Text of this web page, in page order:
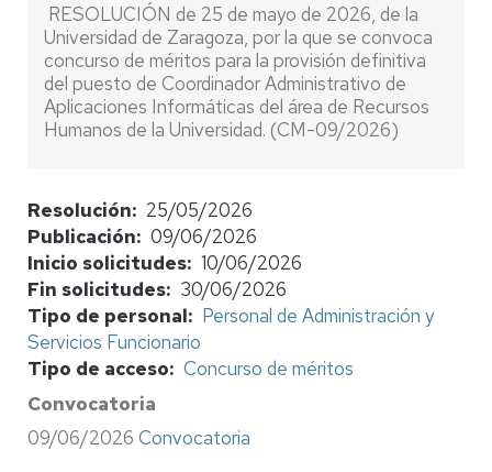
RESOLUCIÓN de 25 de mayo de 2026, de la
Universidad de Zaragoza, por la que se convoca
concurso de méritos para la provisión definitiva
del puesto de Coordinador Administrativo de
Aplicaciones Informáticas del área de Recursos
Humanos de la Universidad. (CM-09/2026)
Resolución
25/05/2026
Publicación
09/06/2026
Inicio solicitudes 10/06/2026
Fin solicitudes
30/06/2026
Tipo de personal
Personal de Administración y
Servicios Funcionario
Tipo de acceso
Concurso de méritos
Convocatoria
09/06/2026 Convocatoria